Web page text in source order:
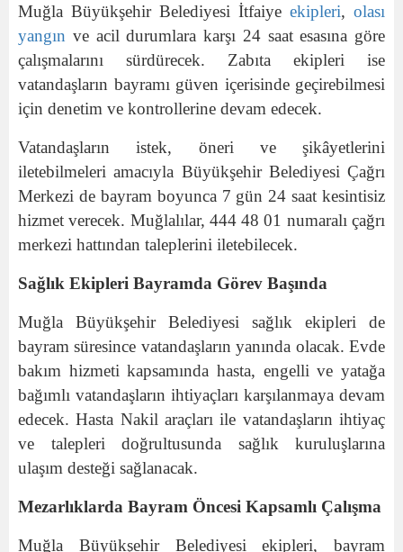
Muğla Büyükşehir Belediyesi İtfaiye ekipleri, olası
yangın ve acil durumlara karşı 24 saat esasına göre
çalışmalarını sürdürecek. Zabıta ekipleri ise
vatandaşların bayramı güven içerisinde geçirebilmesi
için denetim ve kontrollerine devam edecek.
Vatandaşların istek, öneri ve şikâyetlerini
iletebilmeleri amacıyla Büyükşehir Belediyesi Çağrı
Merkezi de bayram boyunca 7 gün 24 saat kesintisiz
hizmet verecek. Muğlalılar, 444 48 01 numaralı çağrı
merkezi hattından taleplerini iletebilecek.
Sağlık Ekipleri Bayramda Görev Başında
Muğla Büyükşehir Belediyesi sağlık ekipleri de
bayram süresince vatandaşların yanında olacak. Evde
bakım hizmeti kapsamında hasta, engelli ve yatağa
bağımlı vatandaşların ihtiyaçları karşılanmaya devam
edecek. Hasta Nakil araçları ile vatandaşların ihtiyaç
ve talepleri doğrultusunda sağlık kuruluşlarına
ulaşım desteği sağlanacak.
Mezarlıklarda Bayram Öncesi Kapsamlı Çalışma
Muğla Büyükşehir Belediyesi ekipleri, bayram